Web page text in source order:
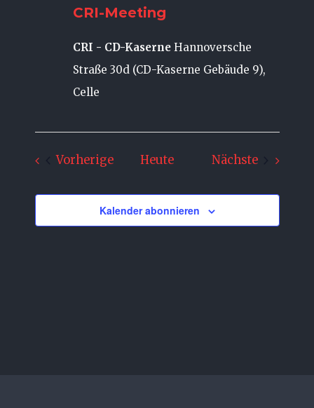
CRI-Meeting
CRI - CD-Kaserne Hannoversche
Straße 30d (CD-Kaserne Gebäude 9),
Celle
VorherigeVeranstaltungen
Heute Nächste
Kalender abonnieren